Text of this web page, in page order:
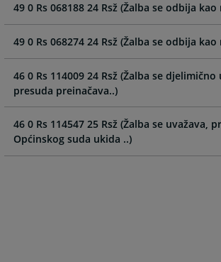
keyboard
shortcuts
for
changing
dates.
keyboard
shortcuts
for
changing
dates.
49 0 Rs 068188 24 Rsž (Žalba se odbija
49 0 Rs 068274 24 Rsž (Žalba se odbija
46 0 Rs 114009 24 Rsž (Žalba se
presuda preinačava..)
46 0 Rs 114547 25 Rsž (Žalba se uvažava,
Općinskog suda ukida ..)